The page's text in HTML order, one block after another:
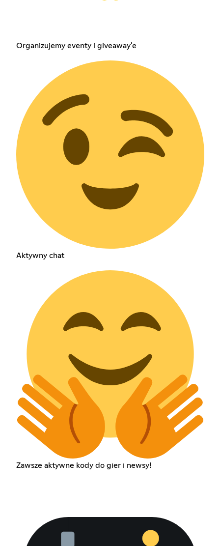
Organizujemy eventy i giveaway'e
Aktywny chat
Zawsze aktywne kody do gier i newsy!